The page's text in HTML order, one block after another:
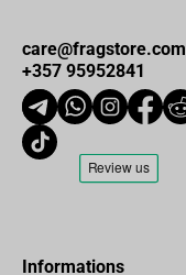
care@fragstore.com
+357 95952841
Informations